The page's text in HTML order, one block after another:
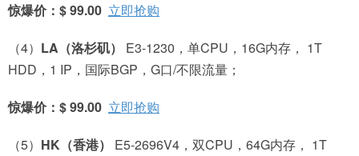
惊爆价：$ 99.00 立即抢购
（4） LA （洛杉矶）
E3-1230，单CPU，16G内存， 1T
HDD，1 IP，国际BGP，G口/不限流量；
惊爆价：$ 99.00 立即抢购
（5） HK （香港）
E5-2696V4，双CPU，64G内存， 1T